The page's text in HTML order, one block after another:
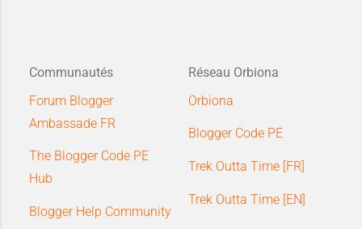
Communautés
Forum Blogger
Ambassade FR
The Blogger Code PE
Hub
Blogger Help Community
Réseau Orbiona
Orbiona
Blogger Code PE
Trek Outta Time [FR]
Trek Outta Time [EN]